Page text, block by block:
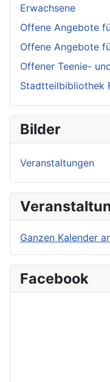
Erwachsene
Offene Angebote
Offene Angebote
Offener Teenie-
Stadtteilbibliothek
Bilder
Veranstaltungen
Ganzen Kalender
Facebook